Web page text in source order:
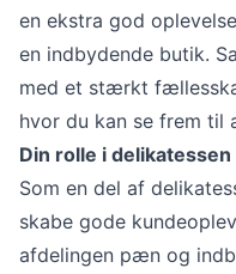
en ekstra god
en indbydende butik.
med et stærkt
hvor du kan se frem til
Din rolle i delikatessen
Som en del af
skabe gode
afdelingen pæn og